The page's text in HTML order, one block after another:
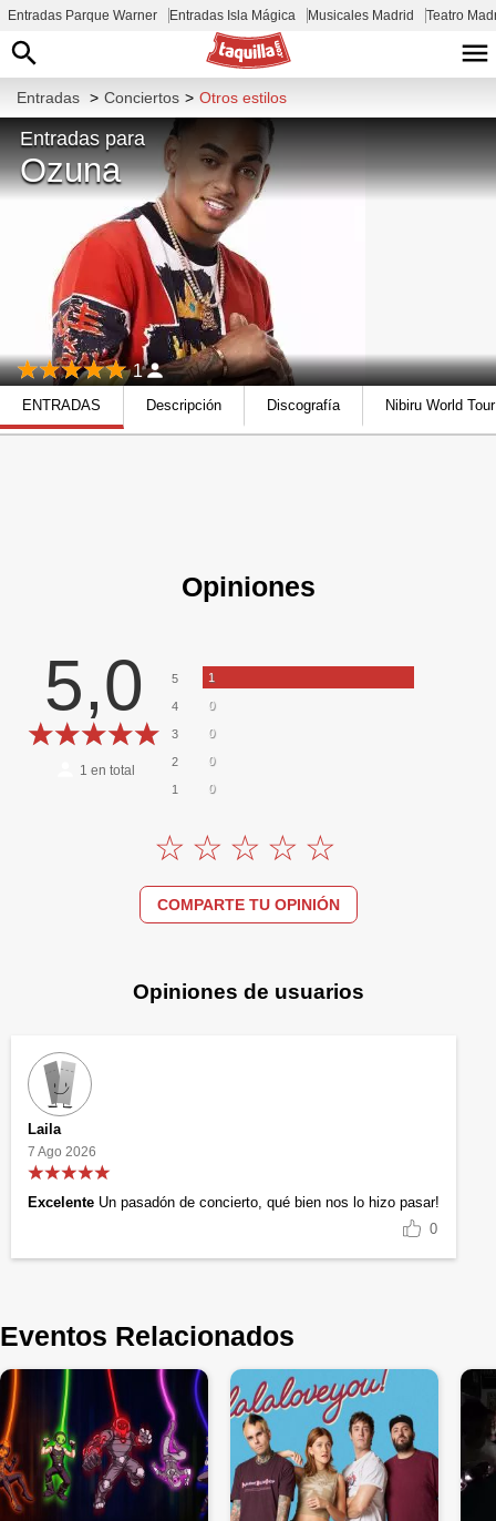
Entradas Parque Warner Entradas Isla Mágica Musicales Madrid Teatro
Entradas > Conciertos > Otros estilos
Entradas para
Ozuna
1
ENTRADAS Descripción Discografía Nibiru World
Opiniones
5,0
1 en total
5 1
4 0
3 0
2 0
1 0
COMPARTE TU OPINIÓN
Opiniones de usuarios
Laila
7 Ago 2026
Excelente Un pasadón de concierto, qué bien nos lo hizo pasar!
0
Eventos Relacionados